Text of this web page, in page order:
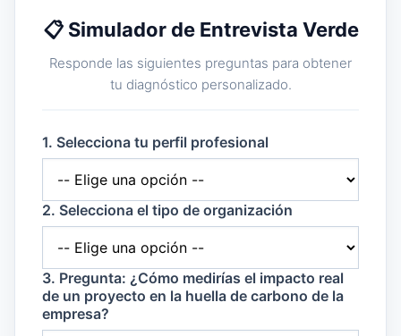
📋 Simulador de Entrevista Verde
Responde las siguientes preguntas para obtener
tu diagnóstico personalizado.
1. Selecciona tu perfil profesional
2. Selecciona el tipo de organización
3. Pregunta: ¿Cómo medirías el impacto real
de un proyecto en la huella de carbono de la
empresa?